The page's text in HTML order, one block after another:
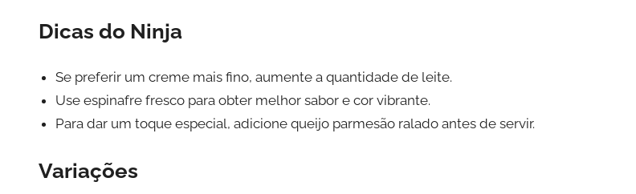
Dicas do Ninja
Se preferir um creme mais fino, aumente a quantidade de leite.
Use espinafre fresco para obter melhor sabor e cor vibrante.
Para dar um toque especial, adicione queijo parmesão ralado antes de servir.
Variações